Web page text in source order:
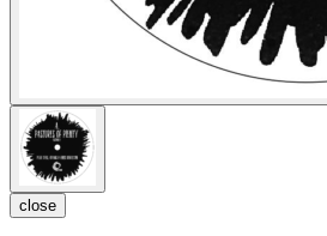
close